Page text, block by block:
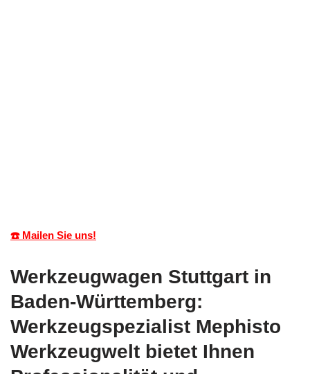
☎️ Mailen Sie uns!
Werkzeugwagen Stuttgart in
Baden-Württemberg:
Werkzeugspezialist Mephisto
Werkzeugwelt bietet Ihnen